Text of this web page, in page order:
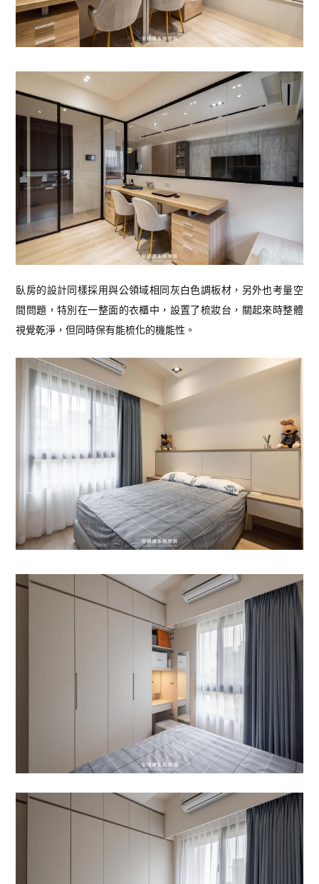
臥房的設計同樣採用與公領域相同灰白色調板材，另外也考量空
間問題，特別在一整面的衣櫃中，設置了梳妝台，關起來時整體
視覺乾淨，但同時保有能梳化的機能性。